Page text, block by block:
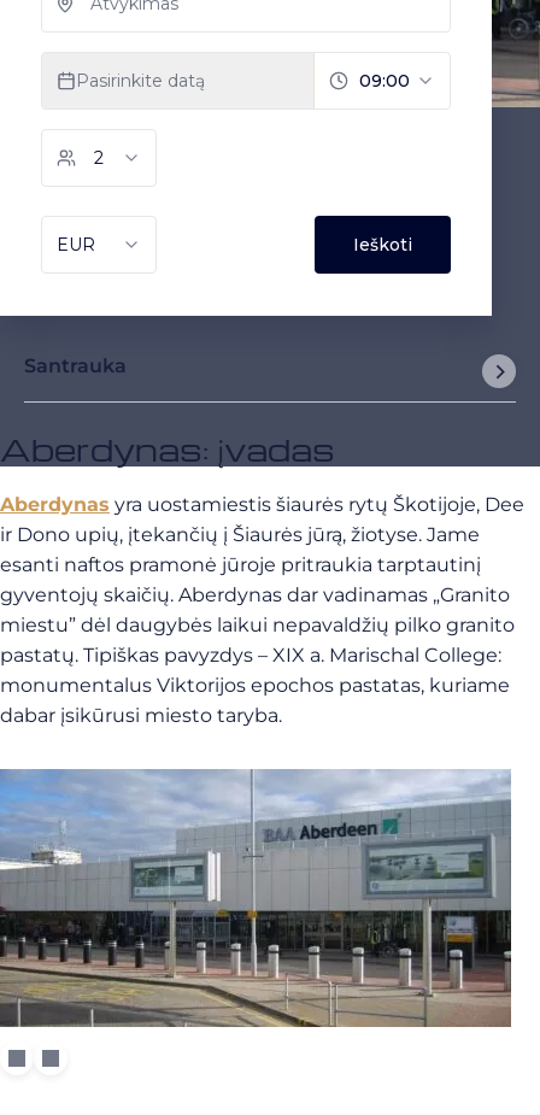
Santrauka
Aberdynas: įvadas
Aberdynas yra uostamiestis šiaurės rytų Škotijoje, Dee
ir Dono upių, įtekančių į Šiaurės jūrą, žiotyse. Jame
esanti naftos pramonė jūroje pritraukia tarptautinį
gyventojų skaičių. Aberdynas dar vadinamas „Granito
miestu” dėl daugybės laikui nepavaldžių pilko granito
pastatų. Tipiškas pavyzdys – XIX a. Marischal College:
monumentalus Viktorijos epochos pastatas, kuriame
dabar įsikūrusi miesto taryba.